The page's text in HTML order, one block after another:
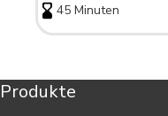
45 Minuten
Produkte